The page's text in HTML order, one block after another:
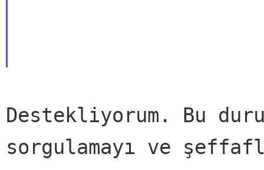
Destekliyorum. Bu
sorgulamayı ve